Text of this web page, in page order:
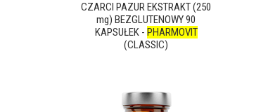
CZARCI PAZUR EKSTRAKT (250
mg) BEZGLUTENOWY 90
KAPSUŁEK - PHARMOVIT
(CLASSIC)